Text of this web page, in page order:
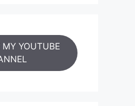
MY YOUTUBE